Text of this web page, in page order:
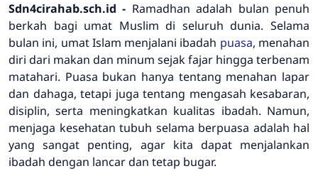
Sdn4cirahab.sch.id - Ramadhan adalah bulan penuh
berkah bagi umat Muslim di seluruh dunia. Selama
bulan ini, umat Islam menjalani ibadah puasa, menahan
diri dari makan dan minum sejak fajar hingga terbenam
matahari. Puasa bukan hanya tentang menahan lapar
dan dahaga, tetapi juga tentang mengasah kesabaran,
disiplin, serta meningkatkan kualitas ibadah. Namun,
menjaga kesehatan tubuh selama berpuasa adalah hal
yang sangat penting, agar kita dapat menjalankan
ibadah dengan lancar dan tetap bugar.